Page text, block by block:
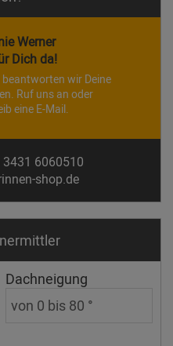
Werner
Dich da!
beantworten wir Deine
Ruf uns an oder
eine E-Mail.
6060510
shop.de
Dachneigung